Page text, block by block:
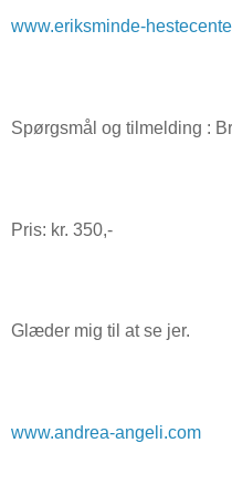
www.eriksminde-
Spørgsmål og tilmelding :
Pris: kr. 350,-
Glæder mig til at se jer.
www.andrea-angeli.com